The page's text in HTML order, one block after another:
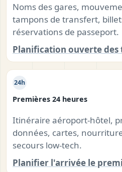
Noms des gares,
tampons de transfert,
réservations de passeport.
Planification ouverte des
24h
Premières 24 heures
Itinéraire aéroport-hôtel,
données, cartes,
secours low-tech.
Planifier l'arrivée le